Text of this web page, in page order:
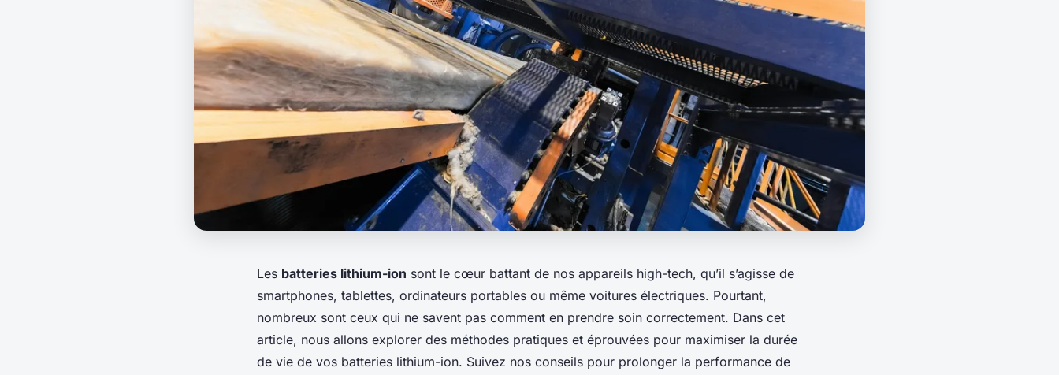
Les batteries lithium-ion sont le cœur battant de nos appareils high-tech, qu’il s’agisse de
smartphones, tablettes, ordinateurs portables ou même voitures électriques. Pourtant,
nombreux sont ceux qui ne savent pas comment en prendre soin correctement. Dans cet
article, nous allons explorer des méthodes pratiques et éprouvées pour maximiser la durée
de vie de vos batteries lithium-ion. Suivez nos conseils pour prolonger la performance de